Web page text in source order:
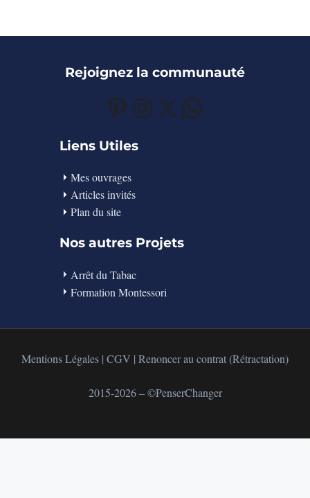
Rejoignez la communauté
Pinterest
Instagram
X WhatsApp
Liens Utiles
Mes ouvrages
Articles invités
Plan du site
Nos autres Projets
Arrêt du Tabac
Formation Montessori
2015-2026 ‒ ©PenserChanger
Mentions Légales | CGV | Renoncer au contrat (Rétractation)